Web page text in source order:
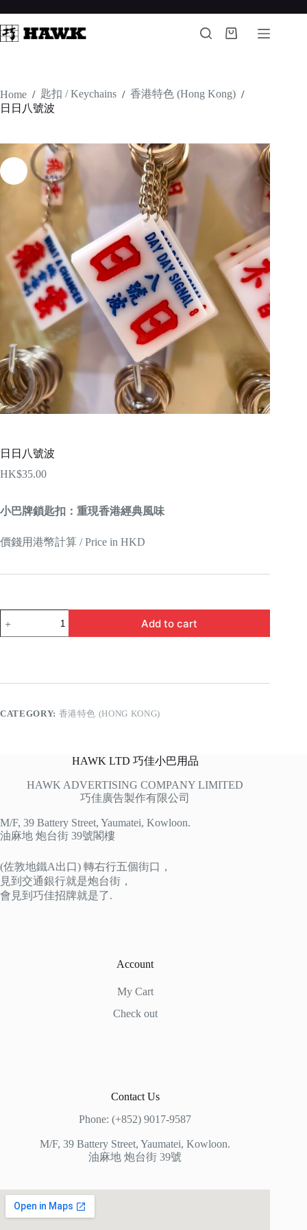
to
content
Shopping
Home / 匙扣 / Keychains / 香港特色 (Hong Kong) /
日日八號波
日日八號波
HK$35.00
小巴牌鎖匙扣：重現香港經典風味
價錢用港幣計算 / Price in HKD
日
Add to cart
CATEGORY: 香港特色 (HONG KONG)
HAWK LTD 巧佳小巴用品
HAWK ADVERTISING COMPANY LIMITED
巧佳廣告製作有限公司
M/F, 39 Battery Street, Yaumatei, Kowloon.
油麻地 炮台街 39號閣樓
(佐敦地鐵A出口) 轉右行五個街口，
見到交通銀行就是炮台街，
會見到巧佳招牌就是了.
Account
My Cart
Check out
Contact Us
Phone: (+852) 9017-9587
M/F, 39 Battery Street, Yaumatei, Kowloon.
油麻地 炮台街 39號